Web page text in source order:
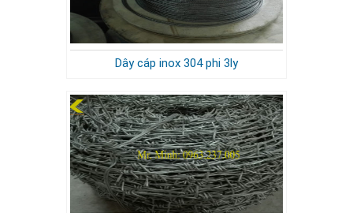
Dây cáp inox 304 phi 3ly